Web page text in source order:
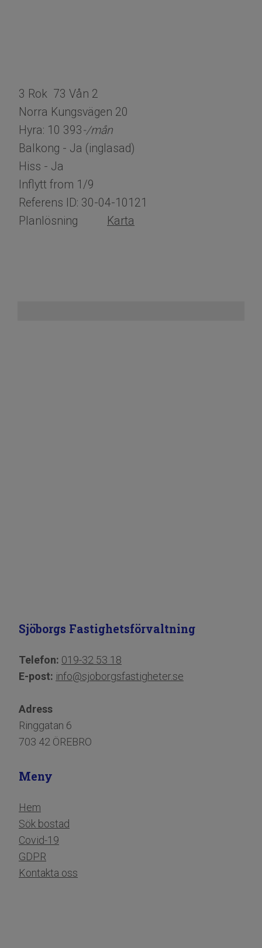
3 Rok 73 Vån 2
Norra Kungsvägen 20
Hyra: 10 393-/mån
Balkong - Ja (inglasad)
Hiss - Ja
Inflytt from 1/9
Referens ID: 30-04-10121
Planlösning
Karta
Sjöborgs Fastighetsförvaltning
Telefon: 019-32 53 18
E-post: info@sjoborgsfastigheter.se
Adress
Ringgatan 6
703 42 ÖREBRO
Meny
Hem
Sök bostad
Covid-19
​​​​​​​GDPR
​​​​​​​Kontakta oss